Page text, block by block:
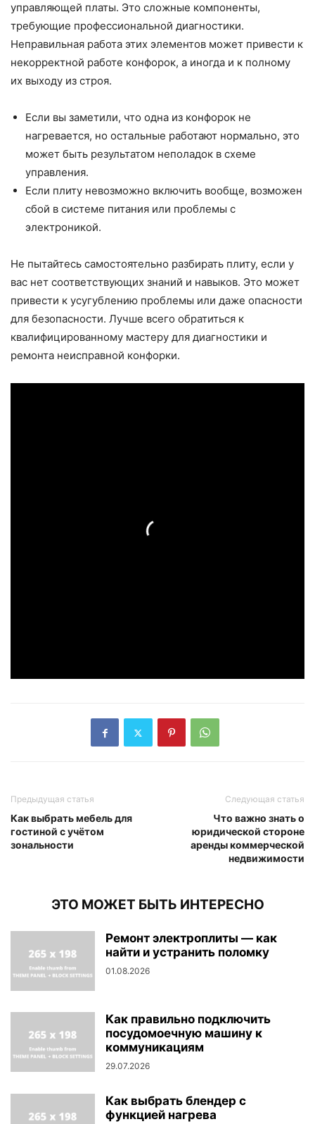
управляющей платы. Это сложные компоненты,
требующие профессиональной диагностики.
Неправильная работа этих элементов может привести к
некорректной работе конфорок, а иногда и к полному
их выходу из строя.
Если вы заметили, что одна из конфорок не
нагревается, но остальные работают нормально, это
может быть результатом неполадок в схеме
управления.
Если плиту невозможно включить вообще, возможен
сбой в системе питания или проблемы с
электроникой.
Не пытайтесь самостоятельно разбирать плиту, если у
вас нет соответствующих знаний и навыков. Это может
привести к усугублению проблемы или даже опасности
для безопасности. Лучше всего обратиться к
квалифицированному мастеру для диагностики и
ремонта неисправной конфорки.
Предыдущая статья
Как выбрать мебель для
гостиной с учётом
зональности
Следующая статья
Что важно знать о
юридической стороне
аренды коммерческой
недвижимости
ЭТО МОЖЕТ БЫТЬ ИНТЕРЕСНО
Ремонт электроплиты — как
найти и устранить поломку
01.08.2026
Как правильно подключить
посудомоечную машину к
коммуникациям
29.07.2026
Как выбрать блендер с
функцией нагрева